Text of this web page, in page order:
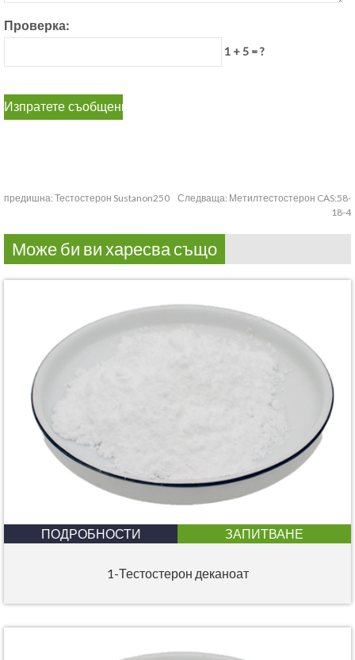
Проверка:
1 + 5 = ?
предишна: Тестостерон Sustanon250 Следваща: Метилтестостерон CAS:58-
18-4
Може би ви харесва също
ПОДРОБНОСТИ ЗАПИТВАНЕ
1-Тестостерон деканоат